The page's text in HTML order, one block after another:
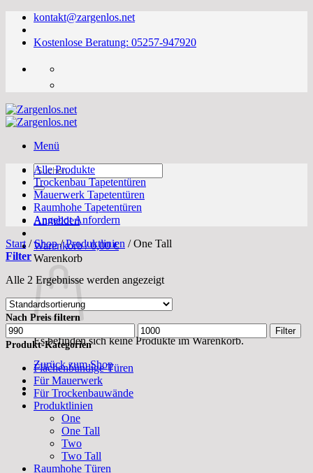
Zum
Inhalt
springen
kontakt@zargenlos.net
Kostenlose Beratung: 05257-947920
Menü
Suchen
nach:
Anmelden
Warenkorb /0,00€
Warenkorb
Es befinden sich keine Produkte im Warenkorb.
Zurück zum Shop
Alle Produkte
Trockenbau Tapetentüren
Mauerwerk Tapetentüren
Raumhohe Tapetentüren
Angebot Anfordern
Start / Shop / Produktlinien /One Tall
Filter
Alle 2 Ergebnisse werden angezeigt
Nach Preis filtern
Min.
Preis
Max.
Preis
Filter
Produkt-Kategorien
Flächenbündige Türen
Für Mauerwerk
Für Trockenbauwände
Produktlinien
One
One Tall
Two
Two Tall
Raumhohe Türen